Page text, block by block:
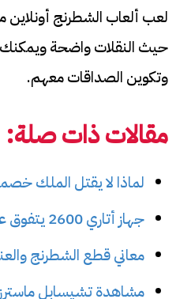
لعب ألعاب الشطرنج أونلاين
حيث النقلات واضحة ويمكنك
وتكوين الصداقات معهم.
مقالات ذات صلة:
لماذا لا يقتل الملك
جهاز أتاري 2600 يتفوق على ChatGPT في الشطرنج
معاني قطع الشطرنج
مشاهدة تشيسابل ماسترز